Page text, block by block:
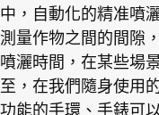
中，自動化的精准噴
測量作物之間的間隙
噴灑時間，在某些場
至，在我們隨身使用
功能的手環、手錶可